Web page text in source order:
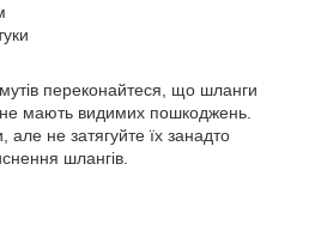
переконайтеся, що шланги
не мають видимих пошкоджень.
але не затягуйте їх занадто
шлангів.